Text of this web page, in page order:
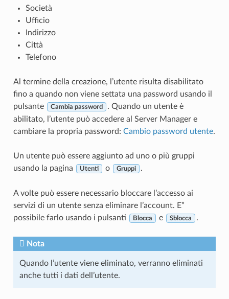
Società
Ufficio
Indirizzo
Città
Telefono
Al termine della creazione, l’utente risulta disabilitato
fino a quando non viene settata una password usando il
pulsante
Cambia password
. Quando un utente è
abilitato, l’utente può accedere al Server Manager e
cambiare la propria password: Cambio password utente.
Un utente può essere aggiunto ad uno o più gruppi
usando la pagina
Utenti o Gruppi .
A volte può essere necessario bloccare l’accesso ai
servizi di un utente senza eliminare l’account. E”
possibile farlo usando i pulsanti
Blocca e Sblocca .
Nota
Quando l’utente viene eliminato, verranno eliminati
anche tutti i dati dell’utente.